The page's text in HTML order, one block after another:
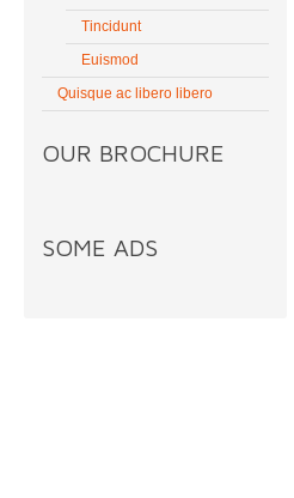
Tincidunt
Euismod
Quisque ac libero libero
OUR BROCHURE
SOME ADS